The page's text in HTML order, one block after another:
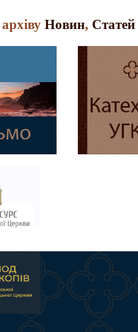
Новин, Статей